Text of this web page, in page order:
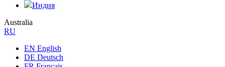
Индия
Australia
RU
EN English
DE Deutsch